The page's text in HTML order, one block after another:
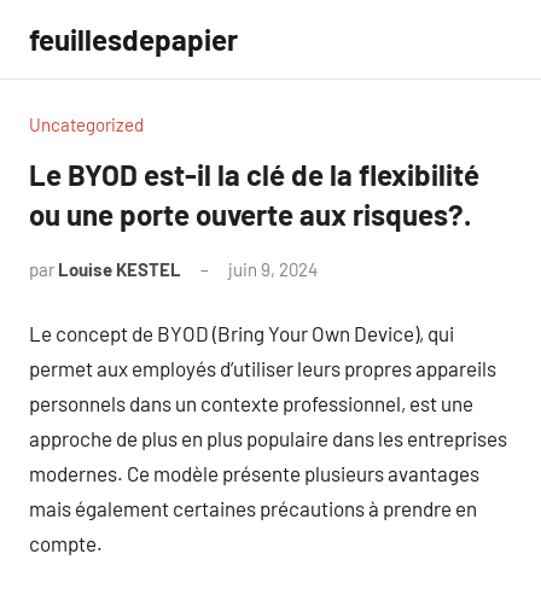
contenu
feuillesdepapier
Uncategorized
Le BYOD est-il la clé de la flexibilité
ou une porte ouverte aux risques?.
par Louise KESTEL juin 9, 2024
Le concept de BYOD (Bring Your Own Device), qui
permet aux employés d’utiliser leurs propres appareils
personnels dans un contexte professionnel, est une
approche de plus en plus populaire dans les entreprises
modernes. Ce modèle présente plusieurs avantages
mais également certaines précautions à prendre en
compte.